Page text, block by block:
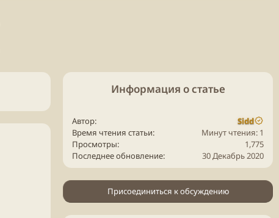
Информация о статье
Автор
Sidd
Время чтения статьи
Минут чтения: 1
Просмотры
1,775
Последнее обновление
30 Декабрь 2020
Присоединиться к обсуждению